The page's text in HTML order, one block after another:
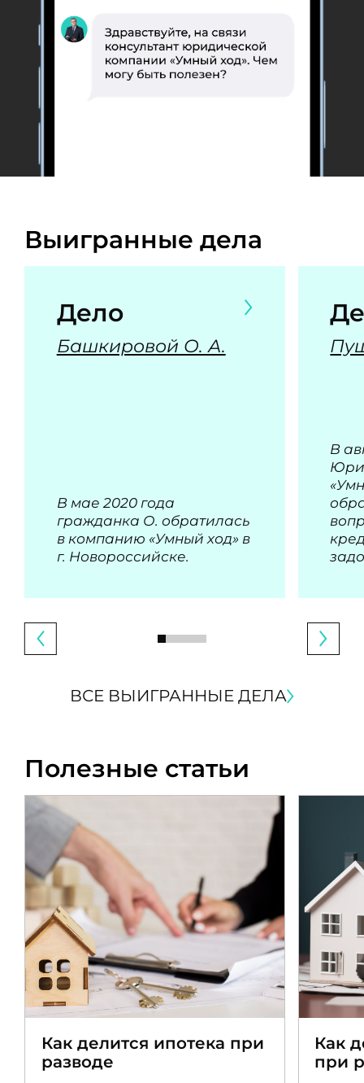
Выигранные дела
Дело
Башкировой О. А.
В мае 2020 года
гражданка О. обратилась
в компанию «Умный ход» в
г. Новороссийске.
В
ВСЕ ВЫИГРАННЫЕ ДЕЛА
Полезные статьи
Как делится ипотека при
разводе
Как
при